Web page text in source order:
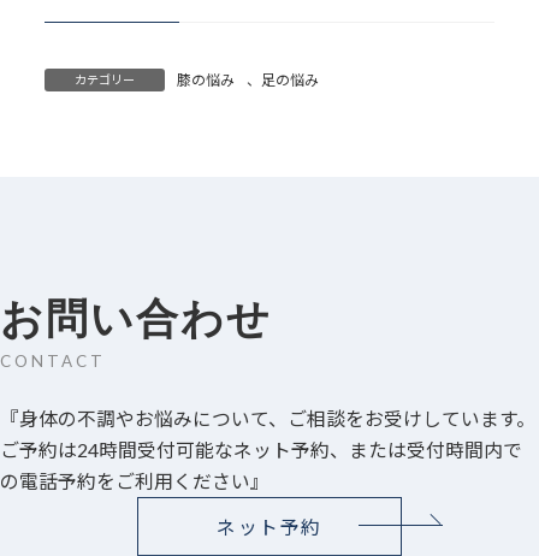
カテゴリー 膝の悩み 、 足の悩み
お問い合わせ
CONTACT
『身体の不調やお悩みについて、ご相談をお受けしています。
ご予約は24時間受付可能なネット予約、または受付時間内で
の電話予約をご利用ください』
ネット予約